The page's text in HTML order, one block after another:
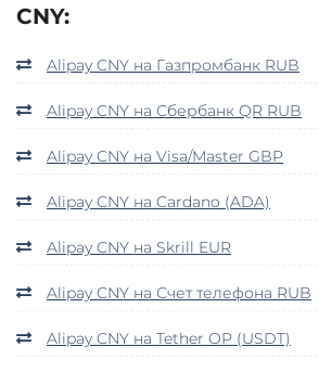
CNY:
Alipay CNY на Газпромбанк RUB
Alipay CNY на Сбербанк QR RUB
Alipay CNY на Visa/Master GBP
Alipay CNY на Cardano (ADA)
Alipay CNY на Skrill EUR
Alipay CNY на Счет телефона RUB
Alipay CNY на Tether OP (USDT)